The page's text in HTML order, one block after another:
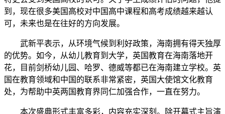
到，现在很多美国高校对中国高中课程和高考成绩越来越认
可，未来也是在往好的方向发展。
武新平表示，从环境气候到利好政策，海南拥有得天独厚
的优势。如今，从幼儿教育到大学，英国教育在海南落地开
花，目前剑桥幼儿园、哈罗、德威等都已在海南建立学校。英
国在教育领域和中国的联系非常紧密，英国大使馆文化教育
处，为帮助中英两国教育界同仁加强合作，一直在努力。
本次盛典形式丰富多彩，内容充实深刻。除开幕式主旨演